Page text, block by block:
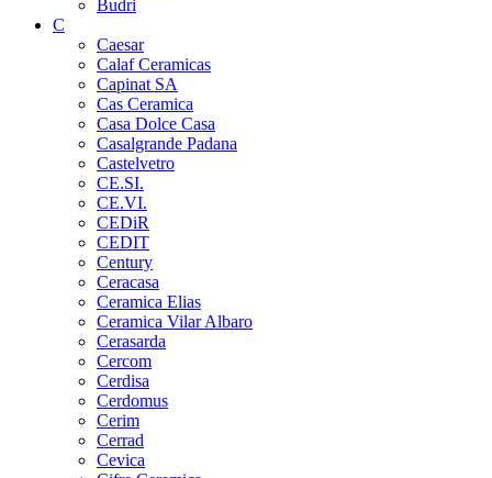
Budri
C
Caesar
Calaf Ceramicas
Capinat SA
Cas Ceramica
Casa Dolce Casa
Casalgrande Padana
Castelvetro
CE.SI.
CE.VI.
CEDiR
CEDIT
Century
Ceracasa
Ceramica Elias
Ceramica Vilar Albaro
Cerasarda
Cercom
Cerdisa
Cerdomus
Cerim
Cerrad
Cevica